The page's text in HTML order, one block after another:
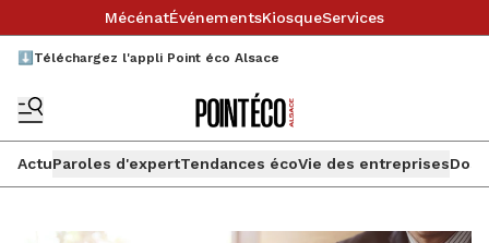
MécénatÉvénementsKiosqueServices
⬇️Téléchargez l'appli Point éco Alsace
ActuParoles d'expertTendances écoVie des entreprises